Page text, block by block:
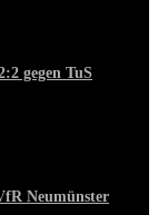
gegen TuS
Neumünster